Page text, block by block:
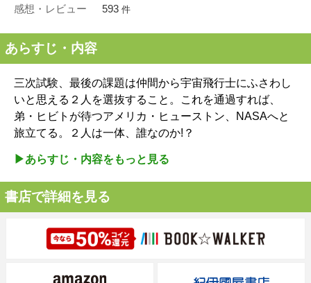
感想・レビュー 593 件
あらすじ・内容
三次試験、最後の課題は仲間から宇宙飛行士にふさわし
いと思える２人を選抜すること。これを通過すれば、
弟・ヒビトが待つアメリカ・ヒューストン、NASAへと
旅立てる。２人は一体、誰なのか!？
▶︎あらすじ・内容をもっと見る
書店で詳細を見る